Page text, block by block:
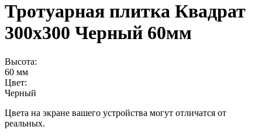
Тротуарная плитка Квадрат
300х300 Черный 60мм
Высота:
60 мм
Цвет:
Черный
Цвета на экране вашего устройства могут отличатся от
реальных.